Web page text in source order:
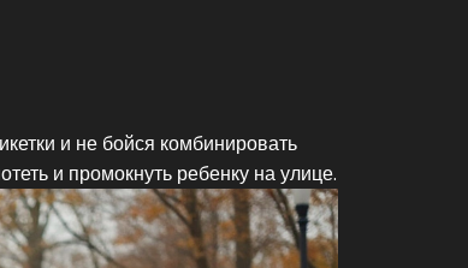
и не бойся комбинировать
и промокнуть ребенку на улице.